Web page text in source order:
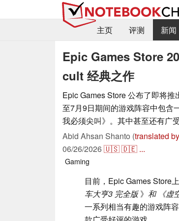
主页 评测 新闻
Epic Games Store
cult 经典之作
Epic Games Store 公布了即将
至7月9日期间的游戏阵容中包含
我必须尖叫》。其中甚至还有广
Abid Ahsan Shanto (translated by
06/26/2026🇺🇸🇩🇪 ...
Gaming
目前，Epic Games Store
车大亨3 完全版》 和 《虚
一系列相当有趣的游戏阵